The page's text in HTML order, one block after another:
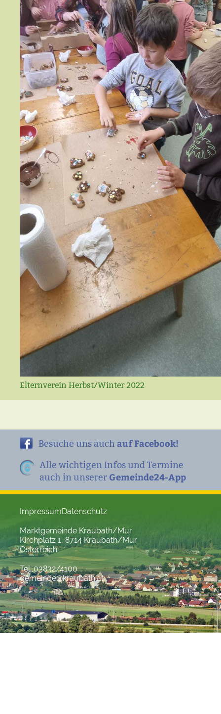
Elternverein Herbst/Winter 2022
Besuche uns auch auf Facebook!
Alle wichtigen Infos und Termine
auch in unserer Gemeinde24-App
ImpressumDatenschutz
Marktgemeinde Kraubath/Mur
Kirchplatz 1, 8714 Kraubath/Mur
Österreich
Tel. 03832/4100
gemeinde@kraubath.at